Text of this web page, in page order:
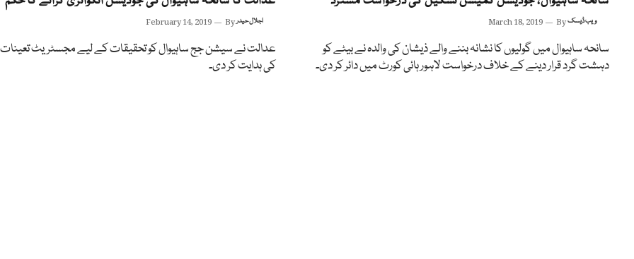
March 18, 2019 Byویب ڈیسک
سانحہ ساہیوال میں گولیوں کا نشانہ بننے والے ذیشان کی والدہ نے بیٹے کو
دہشت گرد قرار دینے کے خلاف درخواست لاہور ہائی کورٹ میں دائر کر دی۔
February 14, 2019 Byاجلال حیدر
عدالت نے سیشن جج ساہیوال کو تحقیقات کے لیے مجسٹریٹ
کی ہدایت کر دی۔